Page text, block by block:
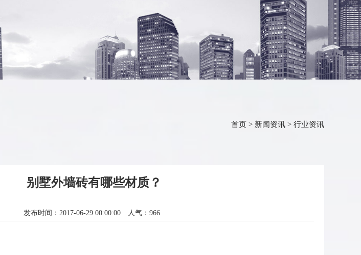
首页 > 新闻资讯 > 行业资讯
别墅外墙砖有哪些材质？
发布时间：2017-06-29 00:00:00 人气： 966